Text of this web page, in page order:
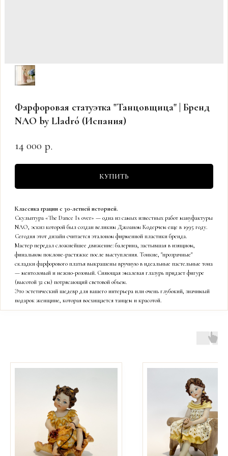
Фарфоровая статуэтка "Танцовщица" | Бренд
NAO by Lladró (Испания)
14 000 р.
КУПИТЬ
Классика грации с 30-летней историей.
Скульптура «The Dance Is over» — одна из самых известных работ мануфактуры
NAO, эскиз которой был создан великим Джоаном Кодерчем еще в 1995 году.
Сегодня этот дизайн считается эталоном фирменной пластики бренда.
Мастер передал сложнейшее движение: балерина, застывшая в изящном,
финальном поклоне-растяжке после выступления. Тонкие, "прозрачные"
складки фарфорового платья выкрашены вручную в идеальные пастельные тона
— ментоловый и нежно-розовый. Сияющая эмалевая глазурь придает фигуре
(высотой 32 см) потрясающий световой объем.
Это эстетический шедевр для вашего интерьера или очень глубокий, значимый
подарок женщине, которая восхищается танцем и красотой.